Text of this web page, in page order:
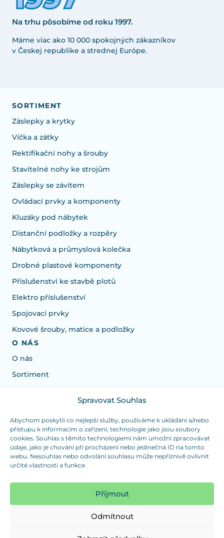
Spravovat Souhlas
Abychom poskytli co nejlepší služby, používáme k ukládání a/nebo
přístupu k informacím o zařízení, technologie jako jsou soubory
cookies. Souhlas s těmito technologiemi nám umožní zpracovávat
údaje, jako je chování při procházení nebo jedinečná ID na tomto
webu. Nesouhlas nebo odvolání souhlasu může nepříznivě ovlivnit
určité vlastnosti a funkce.
Přijmout
Odmítnout
Na trhu pôsobíme od roku 1997.
Máme viac ako 10 000 spokojných zákazníkov
v Českej republike a strednej Európe.
SORTIMENT
Záslepky a krytky
Víčka a zátky
Rektifikační nohy a šrouby
Stavitelné nohy ke strojům
Záslepky se závitem
Ovládací prvky a komponenty
Kluzáky pod nábytek
Distanční podložky a rozpěry
Nábytková a průmyslová kolečka
Drobné plastové komponenty
Příslušenství ke stavbě plotů
Elektro příslušenství
Spojovací prvky
Kovové šrouby, matice a podložky
O NÁS
O nás
Sortiment
Potrebujete poradiť s výberom?
Sme tu pre vás Pondelok-Štvrtok od: 7:30 - 15:30 hod
a Piatok od 7:30 - 14:30 hod
duranplast@duranplast.sk +421 0905 780 862
(platba iba v hotovosti)
Sme tu pre vás Pondelok-Štvrtok od: 7:30 - 15:30 hod
a Piatok od 7:30 - 14:30 hod